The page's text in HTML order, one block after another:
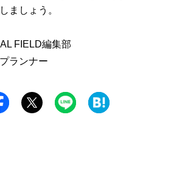
ましょう。
FIELD編集部
ランナー